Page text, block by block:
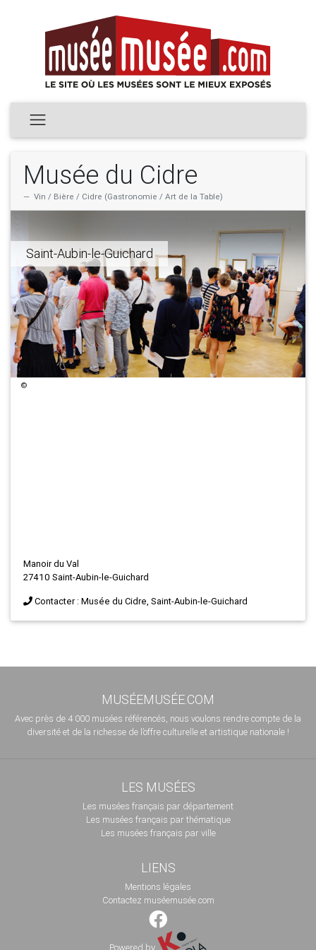
Musée du Cidre
Vin / Bière / Cidre (Gastronomie / Art de la Table)
Saint-Aubin-le-Guichard
©
Manoir du Val
27410 Saint-Aubin-le-Guichard
Contacter : Musée du Cidre, Saint-Aubin-le-Guichard
MUSÉEMUSÉE.COM
Avec près de 4 000 musées référencés, nous voulons rendre compte de la
diversité et de la richesse de l’offre culturelle et artistique nationale !
LES MUSÉES
Les musées français par département
Les musées français par thématique
Les musées français par ville
LIENS
Mentions légales
Contactez muséemusée.com